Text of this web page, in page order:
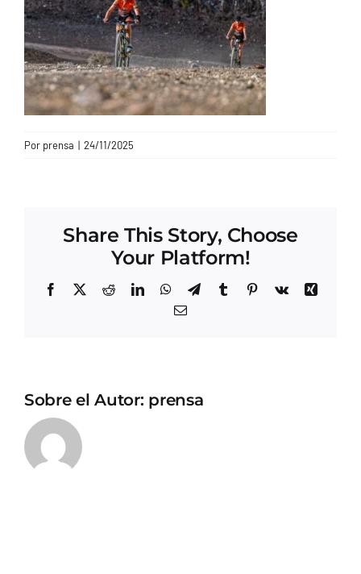
Por prensa | 24/11/2025
Share This Story, Choose
Your Platform!
Facebook
X RedditLinkedInWhatsApp
TelegramTumblrPinterest
Vk
Xing
Correo
Sobre el Autor: prensa